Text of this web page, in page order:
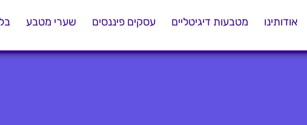
אודותינו מטבעות דיגיטליים עסקים פיננסים שערי מטבע